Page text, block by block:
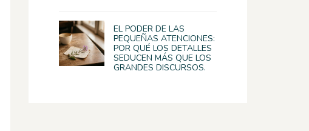
EL PODER DE LAS
PEQUEÑAS ATENCIONES:
POR QUÉ LOS DETALLES
SEDUCEN MÁS QUE LOS
GRANDES DISCURSOS.